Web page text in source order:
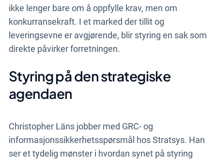
ikke lenger bare om å oppfylle krav, men om
konkurransekraft. I et marked der tillit og
leveringsevne er avgjørende, blir styring en sak som
direkte påvirker forretningen.
Styring på den strategiske
agendaen
Christopher Läns jobber med GRC- og
informasjonssikkerhetsspørsmål hos Stratsys. Han
ser et tydelig mønster i hvordan synet på styring